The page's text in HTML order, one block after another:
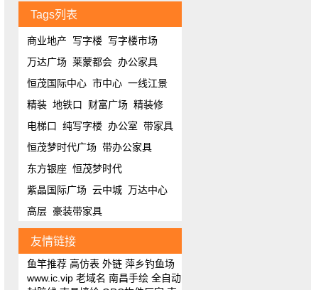
Tags列表
商业地产 写字楼 写字楼市场
万达广场 莱蒙都会 办公家具
恒茂国际中心 市中心 一线江景
精装 地铁口 财富广场 精装修
电梯口 纯写字楼 办公室 带家具
恒茂梦时代广场 带办公家具
东方银座 恒茂梦时代
紫晶国际广场 云中城 万达中心
高层 豪装带家具
友情链接
鱼竿推荐 高仿表 外链 萍乡钓鱼场
www.ic.vip 老域名 南昌手绘 全自动